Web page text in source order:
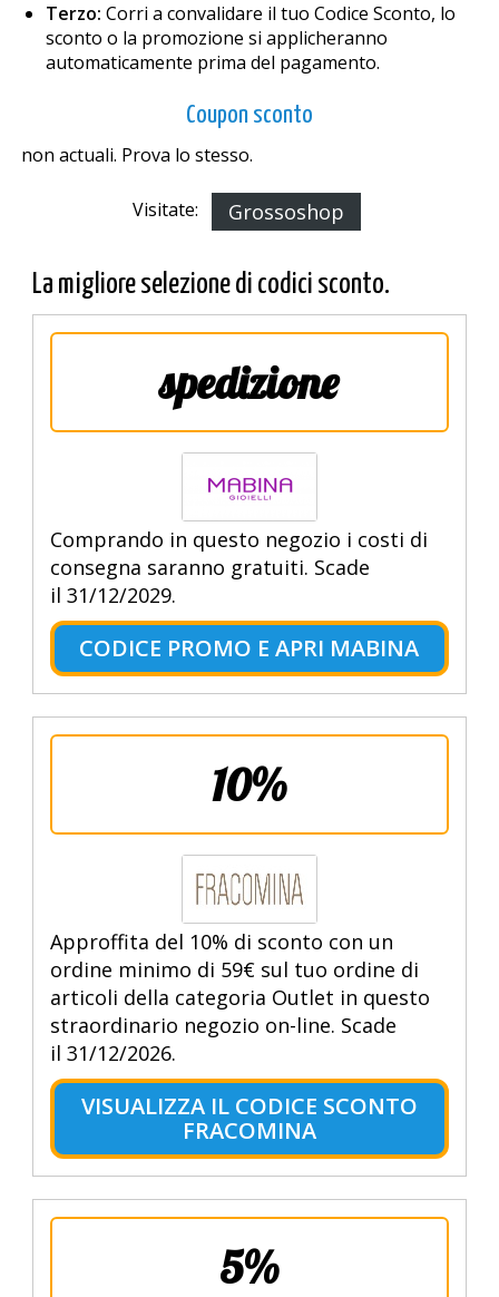
Terzo: Corri a convalidare il tuo Codice Sconto, lo
sconto o la promozione si applicheranno
automaticamente prima del pagamento.
Coupon sconto
non actuali. Prova lo stesso.
Visitate: Grossoshop
La migliore selezione di codici sconto.
spedizione
Comprando in questo negozio i costi di
consegna saranno gratuiti. Scade
il 31/12/2029.
CODICE PROMO E APRI MABINA
10%
Approffita del 10% di sconto con un
ordine minimo di 59€ sul tuo ordine di
articoli della categoria Outlet in questo
straordinario negozio on-line. Scade
il 31/12/2026.
VISUALIZZA IL CODICE SCONTO
FRACOMINA
5%